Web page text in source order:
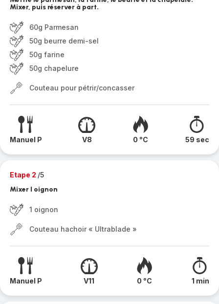
Mixer, puis réserver à part.
60g Parmesan
50g beurre demi-sel
50g farine
50g chapelure
Couteau pour pétrir/concasser
Manuel P V8 0 °C 59 sec
Etape 2 /5
Mixer l oignon
1 oignon
Couteau hachoir « Ultrablade »
Manuel P V11 0 °C 1 min